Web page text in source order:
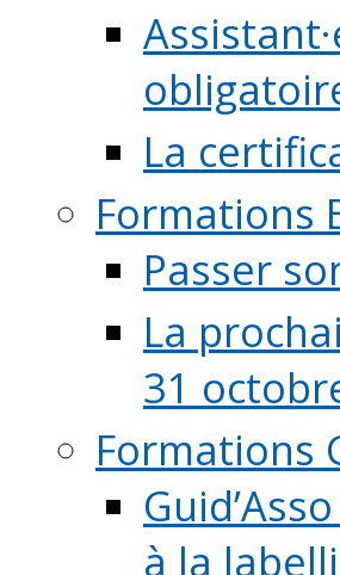
La
Formations
Passer
La
31
Formations
à la